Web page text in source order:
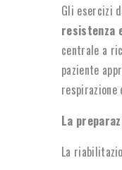
Gli esercizi
resistenza
centrale a
paziente
La
La